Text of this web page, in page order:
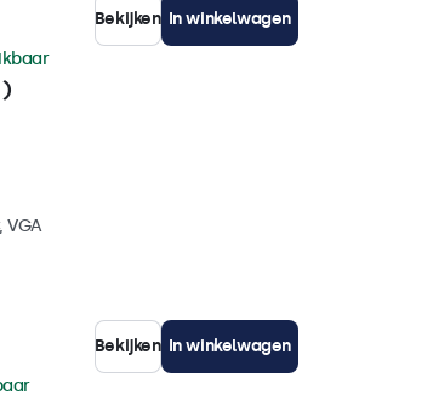
Bekijken In winkelwagen
VGA
Bekijken In winkelwagen